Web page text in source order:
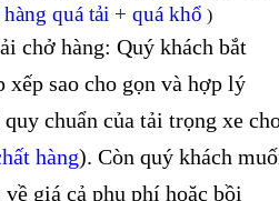
quá tải + quá khổ )
chở hàng: Quý khách bắt
xếp sao cho gọn và hợp lý
chuẩn của tải trọng xe
hàng). Còn quý khách
giá cả phụ phí hoặc bồi